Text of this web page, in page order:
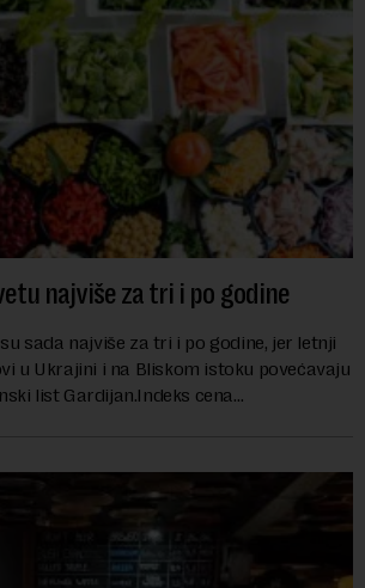
najviše za tri i po godine
sada najviše za tri i po godine, jer letnji
u Ukrajini i na Bliskom istoku povećavaju
list Gardijan.Indeks cena